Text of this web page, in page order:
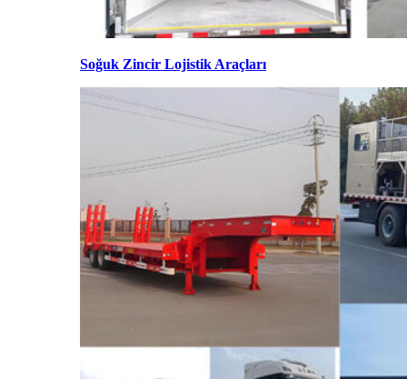
Soğuk Zincir Lojistik Araçları